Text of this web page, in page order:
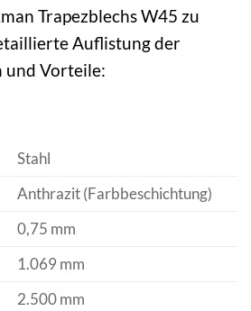
Trapezblechs W45 zu
Auflistung der
und Vorteile:
Stahl
Anthrazit (Farbbeschichtung)
0,75 mm
1.069 mm
2.500 mm